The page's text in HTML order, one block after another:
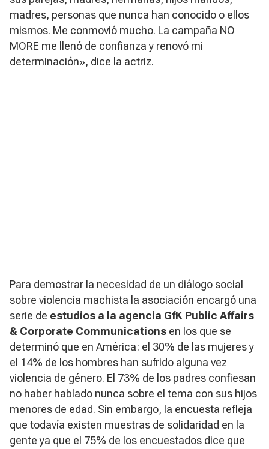
madres, personas que nunca han conocido o ellos
mismos. Me conmovió mucho. La campaña NO
MORE me llenó de confianza y renovó mi
determinación», dice la actriz.
Para demostrar la necesidad de un diálogo social
sobre violencia machista la asociación encargó una
serie de estudios a la agencia GfK Public Affairs
& Corporate Communications en los que se
determinó que en América: el 30% de las mujeres y
el 14% de los hombres han sufrido alguna vez
violencia de género. El 73% de los padres confiesan
no haber hablado nunca sobre el tema con sus hijos
menores de edad. Sin embargo, la encuesta refleja
que todavía existen muestras de solidaridad en la
gente ya que el 75% de los encuestados dice que